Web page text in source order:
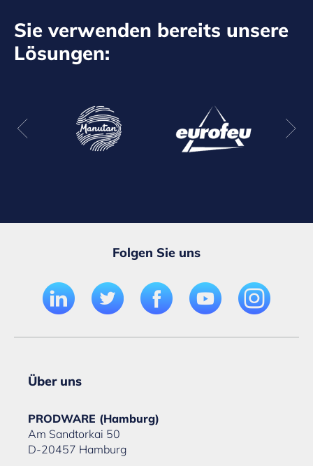
Sie verwenden bereits unsere
Lösungen:
Folgen Sie uns
Über uns
PRODWARE (Hamburg)
Am Sandtorkai 50
D-20457 Hamburg